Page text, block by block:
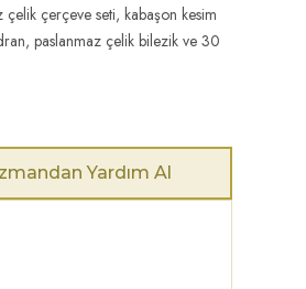
çelik çerçeve seti, kabaşon kesim
paslanmaz çelik bilezik ve 30
Yardım Al